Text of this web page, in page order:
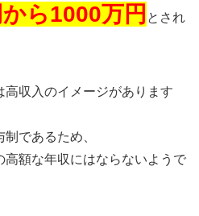
ら1000万円 とされ
収入のイメージがあります
であるため、
高額な年収にはならないようで